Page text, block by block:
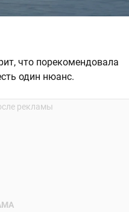
что порекомендовала
один нюанс.